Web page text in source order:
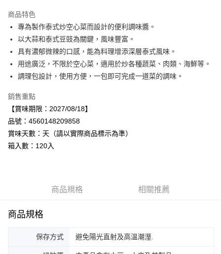
街口支付
悠遊付
Google Pay
全盈+PAY
AFTEE先享後付
相關說明
【關於「AFTEE先享後付」】
AFTEE先享後付是「在收到商品之後才付款」的支付方式。 讓您購物簡單
便利好安心！
１．簡單：不需註冊會員、不需綁卡、不需儲值。
１．於結帳方式選擇「AFTEE先享後付」後，將跳轉至「AFTEE先享後付」
２．訂單成立數日內，您將收到繳費通知簡訊。
３．收到繳費通知簡訊後14天內，點擊此簡訊中的連結，可透過四大超商／
※ 請注意：結帳手續完成當下不需立刻繳費，但若您需要取消訂單，請聯絡
運送方式
宅配
商品特色
專為製作泰式炒空心菜而設計的便利調味醬。
以大蒜和泰式豆豉為關鍵，風味豐富。
具有濃郁微辣的口感，能為料理增添深層泰式風味。
用途廣泛，不限於空心菜，適用於炒各種蔬菜、肉類、海鮮等。
調理包設計，使用方便，一包即可完成一道菜的調味。
銷售重點
【賞味期限：2027/08/18】
品號：4560148209858
賞味天數：天（請以實際商品標示為準）
箱入數：120入
商品規格 相關推薦
商品規格
保存方式 避免陽光直射及高溫潮溼.